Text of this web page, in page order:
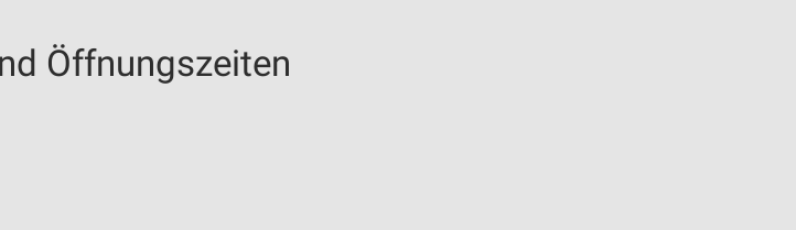
Öffnungszeiten